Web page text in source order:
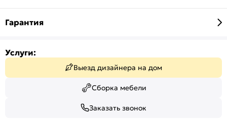
Гарантия
Услуги:
Выезд дизайнера на дом
Сборка мебели
Заказать звонок